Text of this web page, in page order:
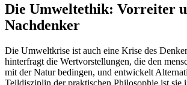
Die Umweltethik: Vorreiter
Nachdenker
Die Umweltkrise ist auch eine Krise des
hinterfragt die Wertvorstellungen, die den
mit der Natur bedingen, und entwickelt
Teildisziplin der praktischen Philosophie ist sie